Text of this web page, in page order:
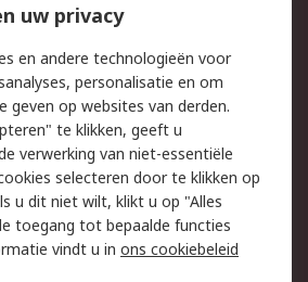
Inkoopoplossingen
Email veiligheid
Websitevoorwaarden
uw privacy
en andere technologieën voor
personalisatie en om
geven op websites van derden.
te klikken, geeft u
verwerking van niet-essentiële
selecteren door te klikken op
u dit niet wilt, klikt u op "Alles
toegang tot bepaalde functies
vindt u in ons cookiebeleid